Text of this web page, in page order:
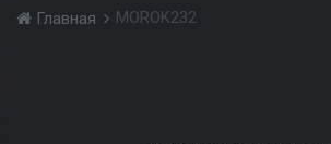
Главная MOROK232